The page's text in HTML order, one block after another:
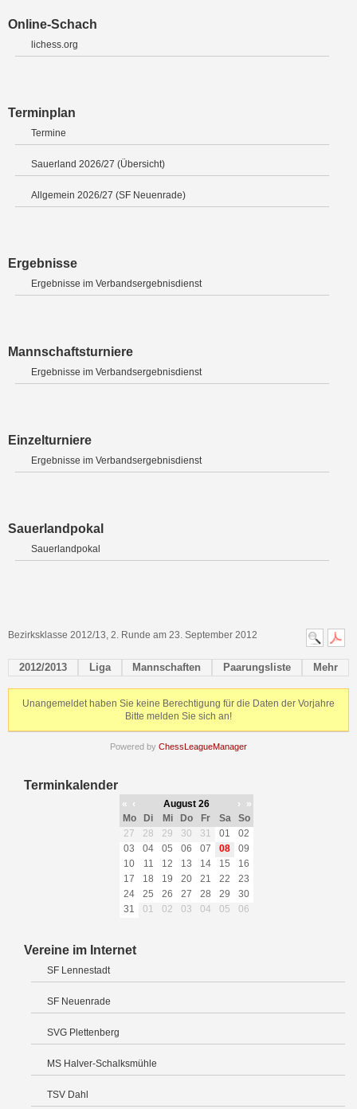
Online-Schach
lichess.org
Terminplan
Termine
Sauerland 2026/27 (Übersicht)
Allgemein 2026/27 (SF Neuenrade)
Ergebnisse
Ergebnisse im Verbandsergebnisdienst
Mannschaftsturniere
Ergebnisse im Verbandsergebnisdienst
Einzelturniere
Ergebnisse im Verbandsergebnisdienst
Sauerlandpokal
Sauerlandpokal
Bezirksklasse 2012/13, 2. Runde am 23. September 2012
2012/2013 Liga Mannschaften Paarungsliste Mehr
Unangemeldet haben Sie keine Berechtigung für die Daten der Vorjahre
Bitte melden Sie sich an!
Powered by ChessLeagueManager
Terminkalender
« ‹ August 26 ›
»
Mo
Di Mi Do Fr Sa
So
27
28 29 30 31 01
02
03
04 05 06 07 08
09
10
11 12 13 14 15
16
17
18 19 20 21 22
23
24
25 26 27 28 29
30
31
01 02 03 04 05 06
Vereine im Internet
SF Lennestadt
SF Neuenrade
SVG Plettenberg
MS Halver-Schalksmühle
TSV Dahl